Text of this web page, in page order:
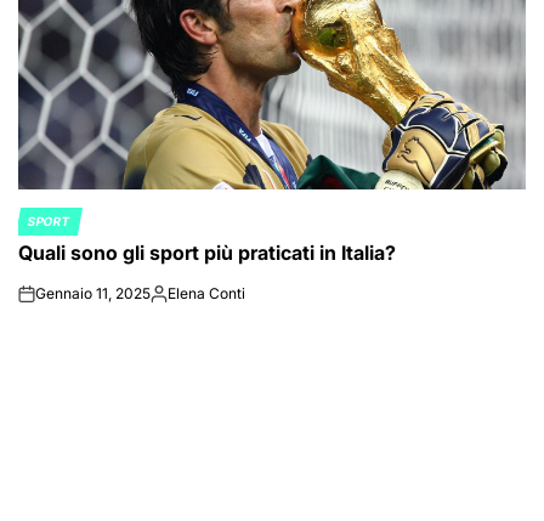
POSTED
IN
SPORT
Quali sono gli sport più praticati in Italia?
onGennaio 11, 2025Posted
Elena Conti